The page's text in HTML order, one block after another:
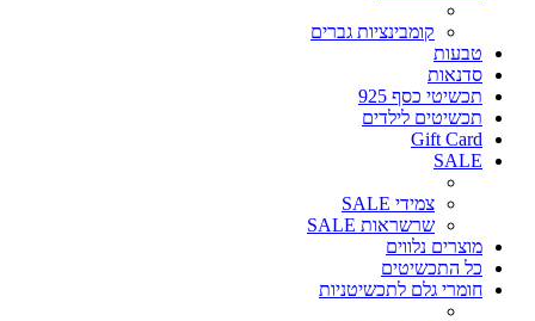
קומבינציות גברים
טבעות
סדנאות
תכשיטי כסף 925
תכשיטים לילדים
Gift Card
SALE
צמידי SALE
שרשראות SALE
מוצרים נלווים
כל התכשיטים
חומרי גלם לתכשיטניות